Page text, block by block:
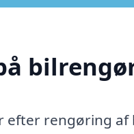
efter rengøring